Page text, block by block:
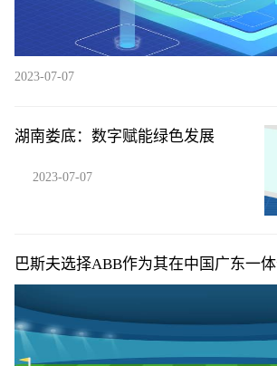
2023-07-07
湖南娄底：数字赋能绿色发展
2023-07-07
巴斯夫选择ABB作为其在中国广东一
基地的主自动化供应商